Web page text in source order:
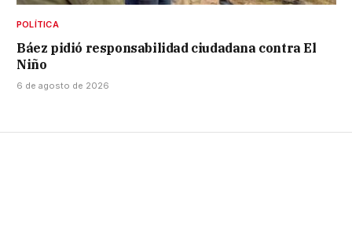
POLÍTICA
Báez pidió responsabilidad ciudadana contra El
Niño
6 de agosto de 2026